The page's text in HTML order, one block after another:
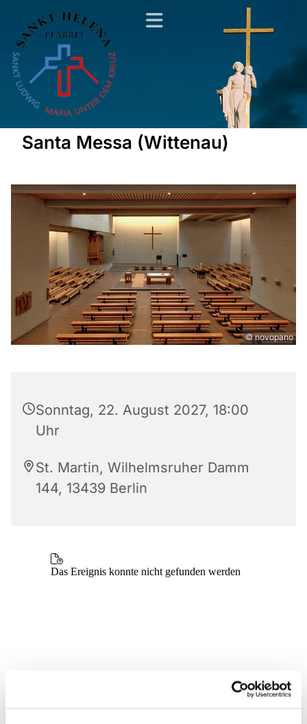
Santa Messa (Wittenau)
© novopano
Sonntag, 22. August 2027, 18:00
Uhr
St. Martin, Wilhelmsruher Damm
144, 13439 Berlin